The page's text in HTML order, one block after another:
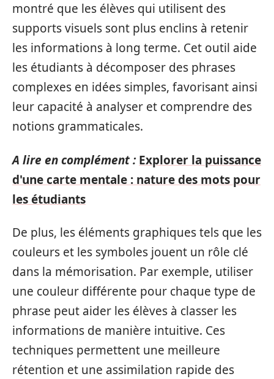
montré que les élèves qui utilisent des
supports visuels sont plus enclins à retenir
les informations à long terme. Cet outil aide
les étudiants à décomposer des phrases
complexes en idées simples, favorisant ainsi
leur capacité à analyser et comprendre des
notions grammaticales.
A lire en complément : Explorer la puissance
d'une carte mentale : nature des mots pour
les étudiants
De plus, les éléments graphiques tels que les
couleurs et les symboles jouent un rôle clé
dans la mémorisation. Par exemple, utiliser
une couleur différente pour chaque type de
phrase peut aider les élèves à classer les
informations de manière intuitive. Ces
techniques permettent une meilleure
rétention et une assimilation rapide des